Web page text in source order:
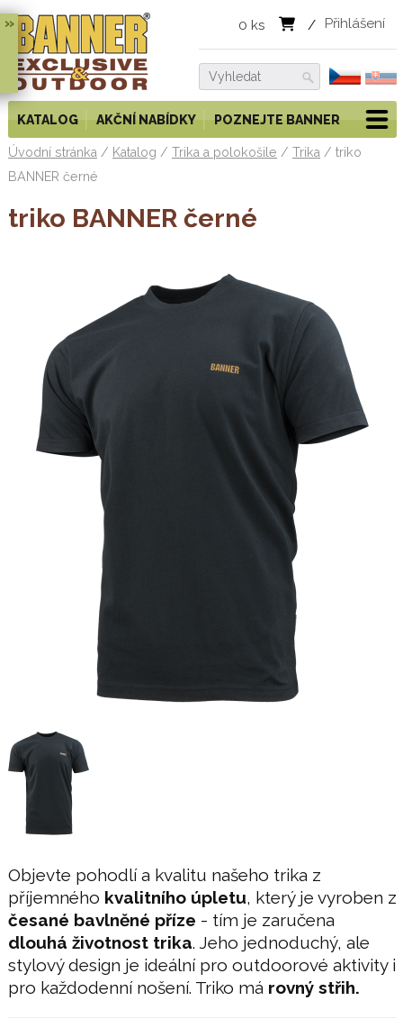
» Přihlášení
0 ks /
KATALOG AKČNÍ NABÍDKY POZNEJTE BANNER
Úvodní stránka / Katalog / Trika a polokošile / Trika / triko
BANNER černé
triko BANNER černé
Objevte pohodlí a kvalitu našeho trika z
příjemného kvalitního úpletu, který je vyroben z
česané bavlněné příze - tím je zaručena
dlouhá životnost trika. Jeho jednoduchý, ale
stylový design je ideální pro outdoorové aktivity i
pro každodenní nošení. Triko má rovný střih.